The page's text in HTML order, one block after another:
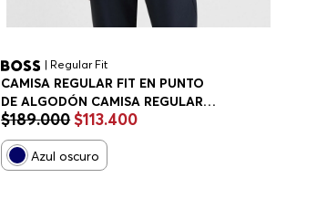
| Regular Fit
CAMISA REGULAR FIT EN PUNTO
DE ALGODÓN CAMISA REGULAR
FIT HOMBRE
$189.000 $113.400
Azul oscuro